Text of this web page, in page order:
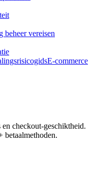
beheer vereisen
E-commerce
checkout-geschiktheid.
betaalmethoden.